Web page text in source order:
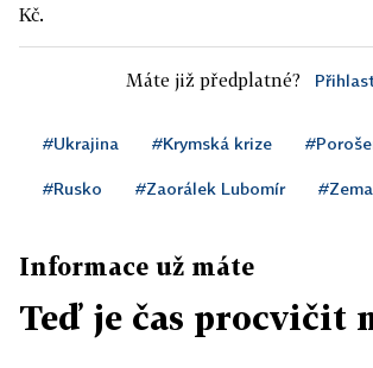
Kč.
Máte již předplatné?
#Ukrajina #Krymská krize
#Rusko #Zaorálek Lubomír
Informace už máte
Teď je čas procvičit